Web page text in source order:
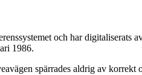
och har digitaliserats
1986.
spärrades aldrig av korrekt